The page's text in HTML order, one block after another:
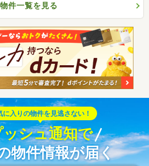
件一覧を見る
に入りの物件を見逃さない！
シュ通知で
物件情報が届く